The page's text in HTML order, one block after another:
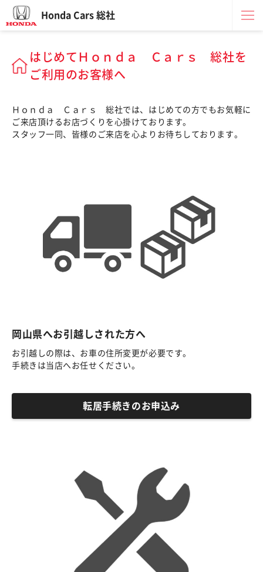
Honda Cars 総社
はじめてＨｏｎｄａ Ｃａｒｓ 総社を
ご利用のお客様へ
Ｈｏｎｄａ Ｃａｒｓ 総社では、はじめての方でもお気軽に
ご来店頂けるお店づくりを心掛けております。
スタッフ一同、皆様のご来店を心よりお待ちしております。
岡山県へお引越しされた方へ
お引越しの際は、お車の住所変更が必要です。
手続きは当店へお任せください。
転居手続きのお申込み